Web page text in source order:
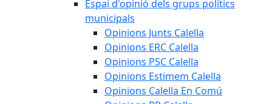
Espai d'opinió dels grups polítics
municipals
Opinions Junts Calella
Opinions ERC Calella
Opinions PSC Calella
Opinions Estimem Calella
Opinions Calella En Comú